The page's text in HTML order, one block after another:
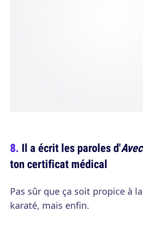
Il a écrit les paroles d'
ton certificat médical
Pas sûr que ça soit propice à
karaté, mais enfin.